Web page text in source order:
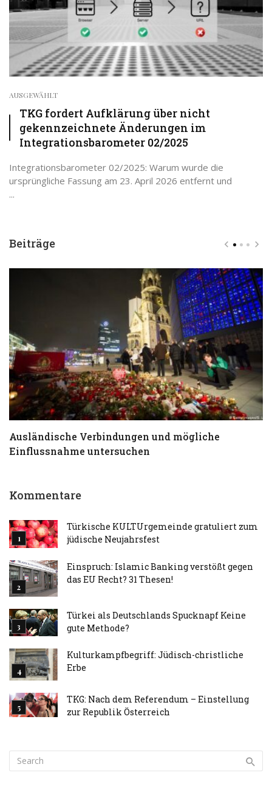
AUSGEWÄHLT
TKG fordert Aufklärung über nicht
gekennzeichnete Änderungen im
Integrationsbarometer 02/2025
Integrationsbarometer 02/2025: Warum wurde die
ursprüngliche Fassung am 23. April 2026 entfernt und
...
Beiträge
Ausländische Verbindungen und mögliche
Einflussnahme untersuchen
Kommentare
Türkische KULTUrgemeinde gratuliert zum
jüdische Neujahrsfest
Einspruch: Islamic Banking verstößt gegen
das EU Recht? 31 Thesen!
Türkei als Deutschlands Spucknapf Keine
gute Methode?
Kulturkampfbegriff: Jüdisch-christliche
Erbe
TKG: Nach dem Referendum – Einstellung
zur Republik Österreich